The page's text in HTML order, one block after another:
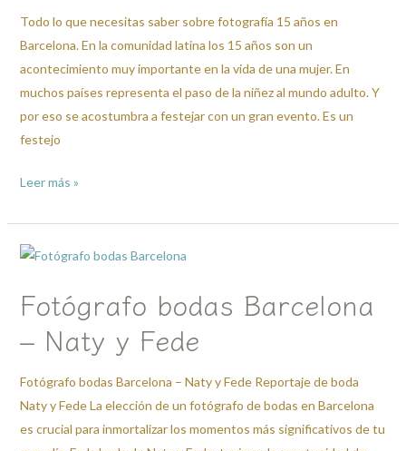
Todo lo que necesitas saber sobre fotografía 15 años en
Barcelona. En la comunidad latina los 15 años son un
acontecimiento muy importante en la vida de una mujer. En
muchos países representa el paso de la niñez al mundo adulto. Y
por eso se acostumbra a festejar con un gran evento. Es un
festejo
de
15
años
en
Barcelona.
Leer más »
Fotógrafo bodas Barcelona
– Naty y Fede
Fotógrafo bodas Barcelona – Naty y Fede Reportaje de boda
Naty y Fede La elección de un fotógrafo de bodas en Barcelona
es crucial para inmortalizar los momentos más significativos de tu
Fotógrafo
Barcelona
Naty